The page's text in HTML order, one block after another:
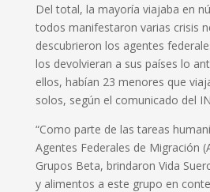
Del total, la mayoría viajaba en
todos manifestaron varias crisis
descubrieron los agentes
los devolvieran a sus países lo
ellos, habían 23 menores que
solos, según el comunicado del
“Como parte de las tareas
Agentes Federales de Migración
Grupos Beta, brindaron Vida
y alimentos a este grupo en